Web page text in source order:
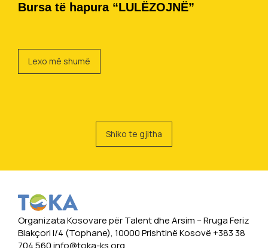
Bursa të hapura “LULËZOJNË”
Lexo më shumë
Shiko te gjitha
Organizata Kosovare për Talent dhe Arsim -- Rruga Feriz
Blakçori I/4 (Tophane), 10000 Prishtinë Kosovë +383 38